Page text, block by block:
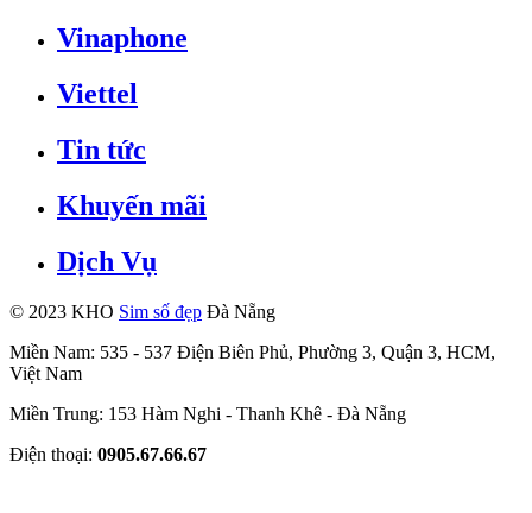
Vinaphone
Viettel
Tin tức
Khuyến mãi
Dịch Vụ
© 2023 KHO Sim số đẹp Đà Nẵng
Miền Nam: 535 - 537 Điện Biên Phủ, Phường 3, Quận 3, HCM,
Việt Nam
Miền Trung: 153 Hàm Nghi - Thanh Khê - Đà Nẵng
Điện thoại: 0905.67.66.67